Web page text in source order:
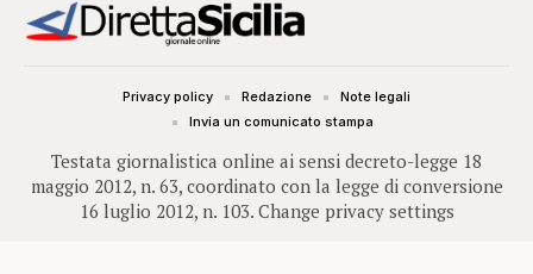
Testata giornalistica online ai sensi decreto-legge 18
maggio 2012, n. 63, coordinato con la legge di conversione
16 luglio 2012, n. 103. Change privacy settings
Privacy policy Redazione
Note legali
Invia un comunicato stampa